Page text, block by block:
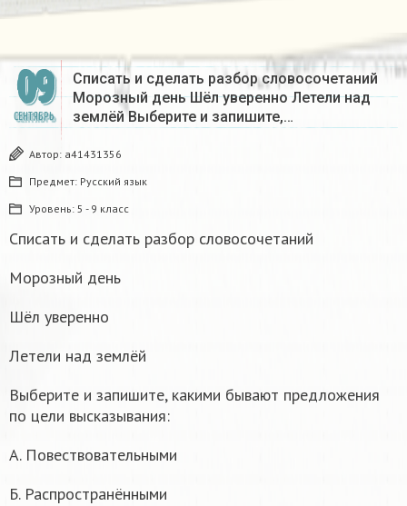
09
СЕНТЯБРЬ
Списать и сделать разбор словосочетаний
Морозный день Шёл уверенно Летели над
землёй Выберите и запишите,…
Автор: a41431356
Предмет: Русский язык
Уровень: 5 - 9 класс
Списать и сделать разбор словосочетаний
Морозный день
Шёл уверенно
Летели над землёй
Выберите и запишите, какими бывают предложения
по цели высказывания:
А. Повествовательными
Б. Распространёнными